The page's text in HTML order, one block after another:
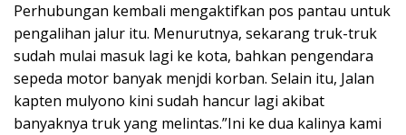
Perhubungan kembali mengaktifkan pos pantau untuk
pengalihan jalur itu. Menurutnya, sekarang truk-truk
sudah mulai masuk lagi ke kota, bahkan pengendara
sepeda motor banyak menjdi korban. Selain itu, Jalan
kapten mulyono kini sudah hancur lagi akibat
banyaknya truk yang melintas.”Ini ke dua kalinya kami